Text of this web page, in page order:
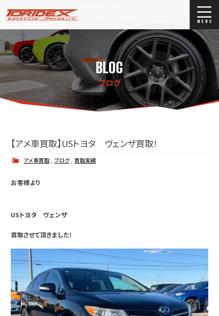
ブログ
Stock list
ストックリスト
買取
BLOG
ブログ
【アメ車買取】USトヨタ ヴェンザ買取！
アメ車買取 ,ブログ, 買取実績
お客様より
USトヨタ ヴェンザ
買取させて頂きました！